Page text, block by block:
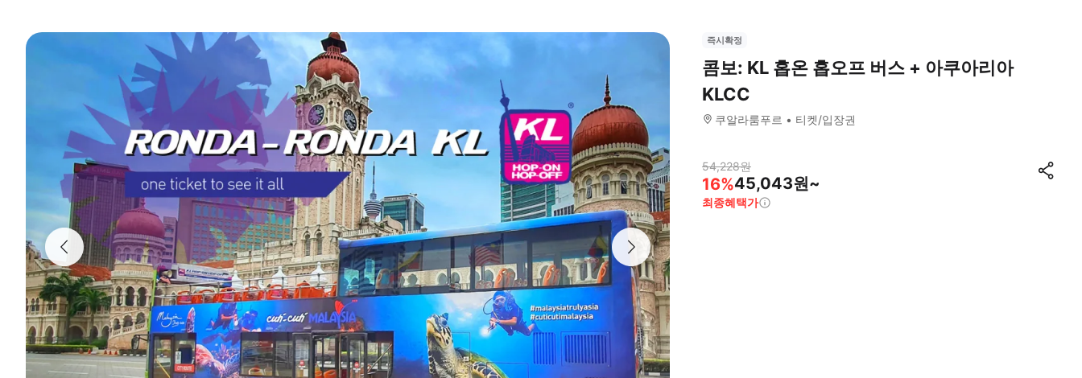
즉시확정
콤보: KL 홉온 홉오프 버스 + 아쿠아리아
KLCC
쿠알라룸푸르 티켓/입장권
54,228원
16%45,043원~
최종혜택가